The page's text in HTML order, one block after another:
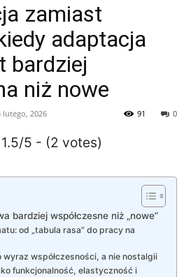
zamiast
adaptacja
bardziej
niż nowe
lutego, 2026 0
91
1.5/5 - (2 votes)
bardziej współczesne niż „nowe”
od „tabula rasa” do pracy na
wyraz współczesności, a nie nostalgii
funkcjonalność, elastyczność i